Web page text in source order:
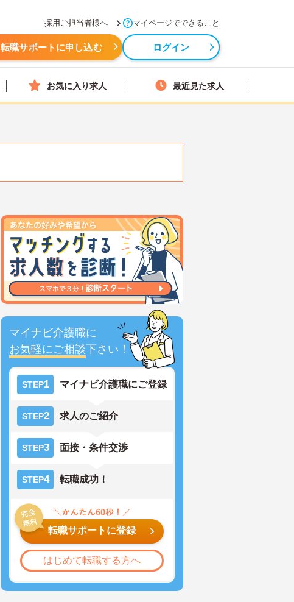
採用ご担当者様へ マイページでできること
転職サポートに申し込む ログイン
お気に入り求人 最近見た求人
マイナビ介護職に
お気軽にご相談下さい！
STEP1 マイナビ介護職にご登録
STEP2 求人のご紹介
STEP3 面接・条件交渉
STEP4 転職成功！
転職サポートに登録
はじめて転職する方へ